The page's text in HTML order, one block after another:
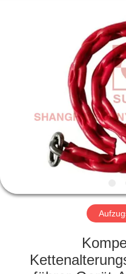
PRODUKTE
VIDEOS
ÜBER
UNS
AUSFLUG